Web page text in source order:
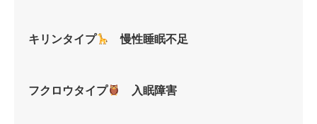
キリンタイプ 慢性睡眠不足
フクロウタイプ 入眠障害